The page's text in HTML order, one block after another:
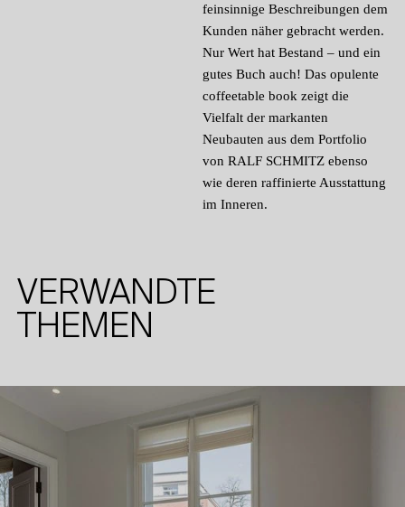
feinsinnige Beschreibungen dem
Kunden näher gebracht werden.
Nur Wert hat Bestand – und ein
gutes Buch auch! Das opulente
coffeetable book zeigt die
Vielfalt der markanten
Neubauten aus dem Portfolio
von RALF SCHMITZ ebenso
wie deren raffinierte Ausstattung
im Inneren.
VERWANDTE
THEMEN